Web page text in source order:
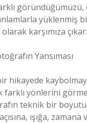
yüklenmiş
karşımıza
Yansıması
hikayede
farklı yönlerini
teknik bir
ışığa,